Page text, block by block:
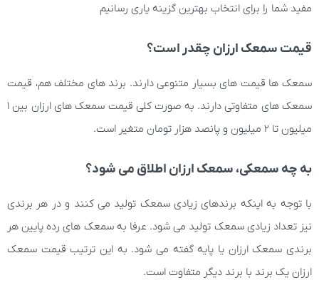
مفید شما را برای انتخاب بهترین گزینه یاری رسانیم
قیمت سمعک ارزان چقدر است؟
سمعک ها قیمت های بسیار متنوعی دارند. برند های مختلف هم، قیمت
سمعک های متفاوتی دارند. به صورت کلی قیمت سمعک های ارزان بین 1
میلیون تا 2 میلیون و پانصد هزار تومان متغیر است.
به چه سمعکی، سمعک ارزان اطلاق می شود؟
با توجه به اینکه برندهای زیادی سمعک تولید می کنند و در هر برندی
نیز تعداد زیادی سمعک تولید می شود. عرفا به سمعک های رده پایین هر
برندی سمعک ارزان یا پایه گفته می شود. به این ترتیب قیمت سمعک
ارزان یک برند با برند دیگر متفاوت است.